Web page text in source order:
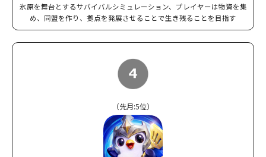
氷原を舞台とするサバイバルシミュレーション、プレイヤーは物資を集
め、同盟を作り、拠点を発展させることで生き残ることを目指す
（先月:5位）